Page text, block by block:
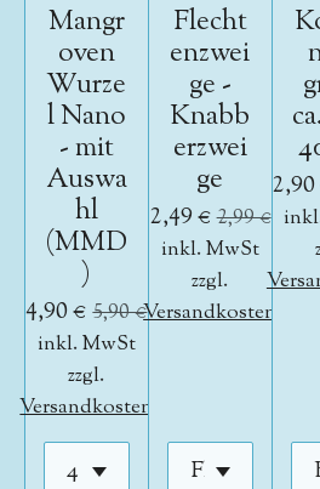
Mangr
oven
Wurze
l Nano
- mit
Auswa
hl
(MMD
)
4,90 € 5,90 €
inkl. MwSt
zzgl.
Versandkosten
Flecht
enzwei
ge -
Knabb
erzwei
ge
2,49 €2,99 €
inkl. MwSt
zzgl.
Versandkosten